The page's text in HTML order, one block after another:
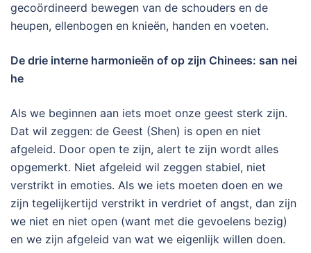
gecoördineerd bewegen van de schouders en de
heupen, ellenbogen en knieën, handen en voeten.
De drie interne harmonieën of op zijn Chinees: san nei
he
Als we beginnen aan iets moet onze geest sterk zijn.
Dat wil zeggen: de Geest (Shen) is open en niet
afgeleid. Door open te zijn, alert te zijn wordt alles
opgemerkt. Niet afgeleid wil zeggen stabiel, niet
verstrikt in emoties. Als we iets moeten doen en we
zijn tegelijkertijd verstrikt in verdriet of angst, dan zijn
we niet en niet open (want met die gevoelens bezig)
en we zijn afgeleid van wat we eigenlijk willen doen.